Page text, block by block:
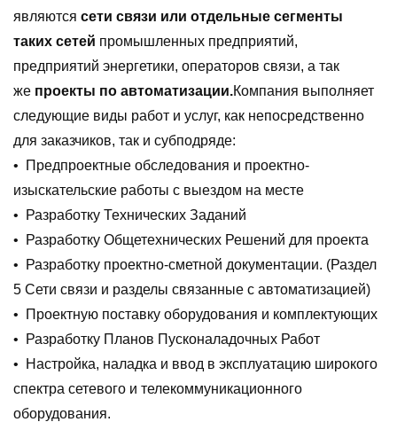
являются сети связи или отдельные сегменты
таких сетей промышленных предприятий,
предприятий энергетики, операторов связи, а так
же проекты по автоматизации.Компания выполняет
следующие виды работ и услуг, как непосредственно
для заказчиков, так и субподряде:
• Предпроектные обследования и проектно-
изыскательские работы с выездом на месте
• Разработку Технических Заданий
• Разработку Общетехнических Решений для проекта
• Разработку проектно-сметной документации. (Раздел
5 Сети связи и разделы связанные с автоматизацией)
• Проектную поставку оборудования и комплектующих
• Разработку Планов Пусконаладочных Работ
• Настройка, наладка и ввод в эксплуатацию широкого
спектра сетевого и телекоммуникационного
оборудования.